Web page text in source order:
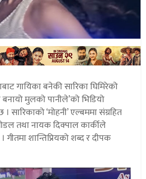
गायिका बनेकी सारिका घिमिरेको
मुलको पानीले’को भिडियो
सारिकाको ‘मोहनी’ एल्बममा संग्रहित
तथा नायक दिक्पाल कार्कीले
शान्तिप्रियको शब्द र दीपक